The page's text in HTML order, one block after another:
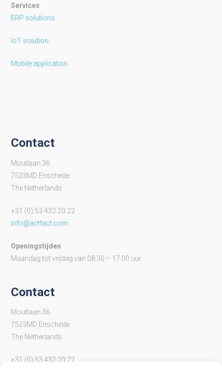
Services
ERP solutions
IoT solution
Mobile application
Contact
Moutlaan 36
7523MD Enschede
The Netherlands
+31 (0) 53 432 20 22
info@actfact.com
Openingstijden
Maandag tot vrijdag van 08.30 – 17.00 uur
Contact
Moutlaan 36
7523MD Enschede
The Netherlands
+31 (0) 53 432 20 22